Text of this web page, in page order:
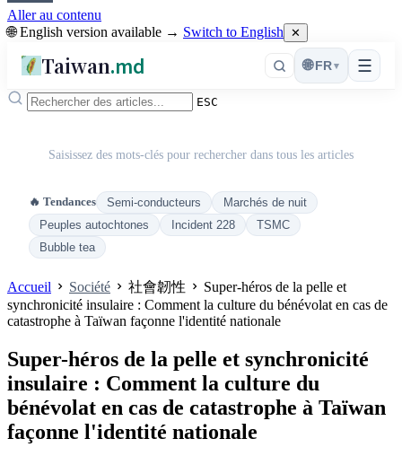
Aller au contenu
🌐 English version available → Switch to English ✕
Taiwan.md ☰
🌐 FR ▾
ESC
Saisissez des mots-clés pour rechercher dans tous les articles
🔥 Tendances Semi-conducteurs
Marchés de nuit
Peuples autochtones
Incident 228
TSMC
Bubble tea
Accueil Société 社會韌性
Super-héros de la pelle et
synchronicité insulaire : Comment la culture du bénévolat en cas de
catastrophe à Taïwan façonne l'identité nationale
Super-héros de la pelle et synchronicité
insulaire : Comment la culture du
bénévolat en cas de catastrophe à Taïwan
façonne l'identité nationale